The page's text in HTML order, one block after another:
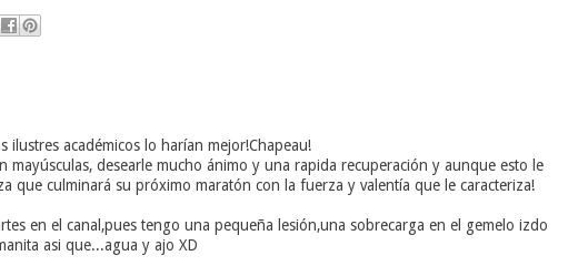
ilustres académicos lo harían mejor!Chapeau!
mayúsculas, desearle mucho ánimo y una rapida recuperación y aunque esto le
que culminará su próximo maratón con la fuerza y valentía que le caracteriza!
en el canal,pues tengo una pequeña lesión,una sobrecarga en el gemelo izdo
asi que...agua y ajo XD